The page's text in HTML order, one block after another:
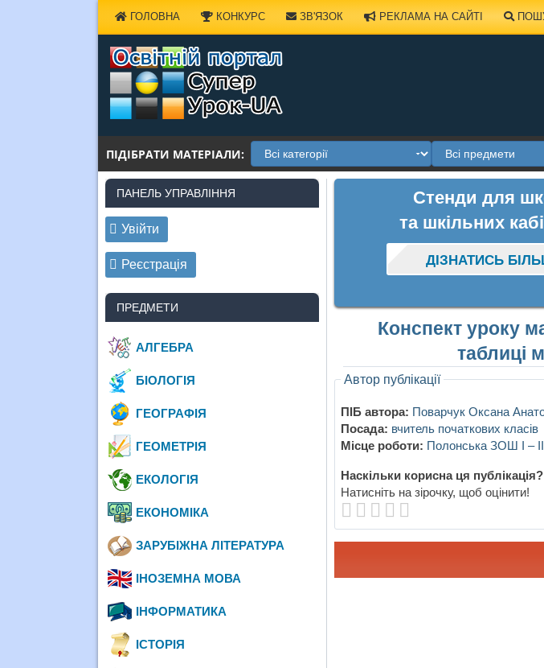
ГОЛОВНА КОНКУРС ЗВ'ЯЗОК РЕКЛАМА НА САЙТІ
ПІДІБРАТИ МАТЕРІАЛИ:
Стенди для
та шкільних
ДІЗНАТИСЬ
Конспект уроку
таблиці
Автор публікації
ПІБ автора: Поварчук Оксана
Посада: вчитель початкових класів
Місце роботи: Полонська ЗОШ І –
Наскільки корисна ця публікація?
Натисніть на зірочку, щоб оцінити!
ПАНЕЛЬ УПРАВЛІННЯ
Увійти
Реєстрація
ПРЕДМЕТИ
АЛГЕБРА
БІОЛОГІЯ
ГЕОГРАФІЯ
ГЕОМЕТРІЯ
ЕКОЛОГІЯ
ЕКОНОМІКА
ЗАРУБІЖНА ЛІТЕРАТУРА
ІНОЗЕМНА МОВА
ІНФОРМАТИКА
ІСТОРІЯ